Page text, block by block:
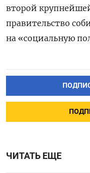
второй
правительство
на «социальную
ЧИТАТЬ ЕЩЕ